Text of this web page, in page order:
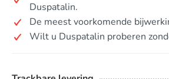
Duspatalin.
De meest voorkomende
Wilt u Duspatalin proberen